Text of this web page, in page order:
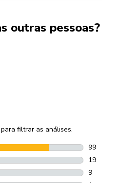
outras pessoas?